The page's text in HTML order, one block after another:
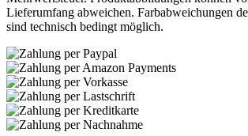
Lieferumfang abweichen. Farbabweichungen
sind technisch bedingt möglich.